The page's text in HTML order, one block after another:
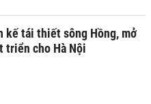
kế tái thiết sông Hồng, mở
triển cho Hà Nội